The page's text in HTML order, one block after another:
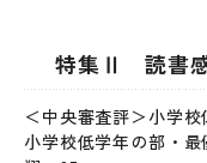
特集Ⅱ 読書感
＜中央審査評＞小学
小学校低学年の部・